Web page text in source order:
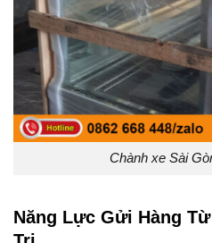
Chành xe Sài
Năng Lực Gửi Hàng